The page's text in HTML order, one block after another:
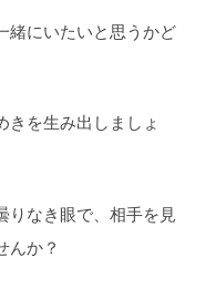
緒にいたいと思うかど
きを生み出しましょ
りなき眼で、相手を見
んか？